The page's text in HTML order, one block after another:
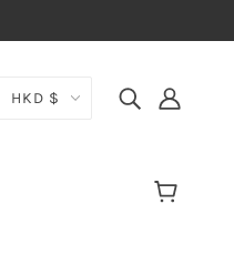
HKD $